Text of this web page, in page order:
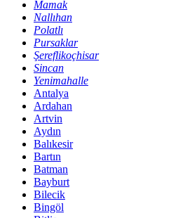
Mamak
Nallıhan
Polatlı
Pursaklar
Şereflikoçhisar
Sincan
Yenimahalle
Antalya
Ardahan
Artvin
Aydın
Balıkesir
Bartın
Batman
Bayburt
Bilecik
Bingöl